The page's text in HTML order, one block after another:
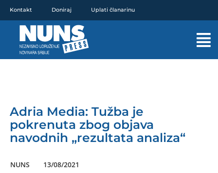
sadržaj
Kontakt Doniraj Uplati članarinu
Adria Media: Tužba je
pokrenuta zbog objava
navodnih „rezultata analiza“
NUNS 13/08/2021